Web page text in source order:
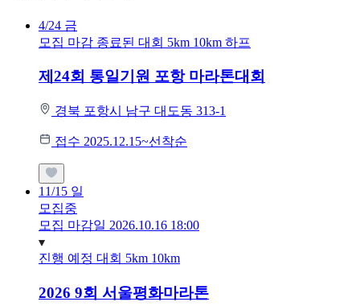
4/24 금
모집 마감 종료된 대회 5km 10km 하프
제24회 통일기원 포항 마라톤대회
경북 포항시 남구 대도동 313-1
접수 2025.12.15~선착순
11/15 일
모집중
모집 마감일 2026.10.16 18:00
진행 예정 대회 5km 10km
2026 9회 서울평화마라톤